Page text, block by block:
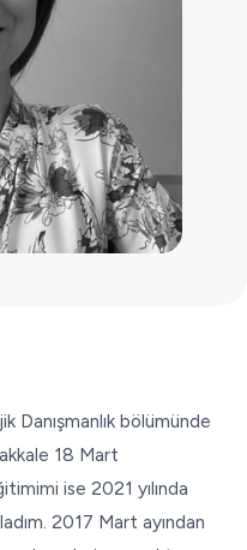
Danışmanlık bölümünde
18 Mart
ise 2021 yılında
2017 Mart ayından